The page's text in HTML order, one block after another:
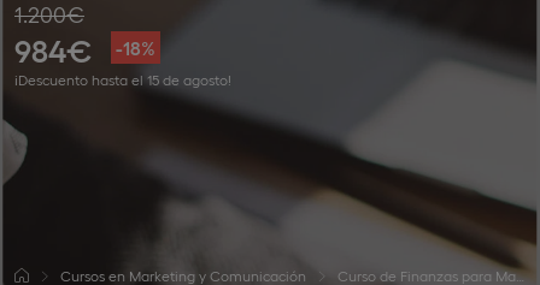
1.200€
984€ -18%
¡Descuento hasta el 15 de agosto!
Cursos en Marketing y Comunicación Curso de Finanzas para Marketing